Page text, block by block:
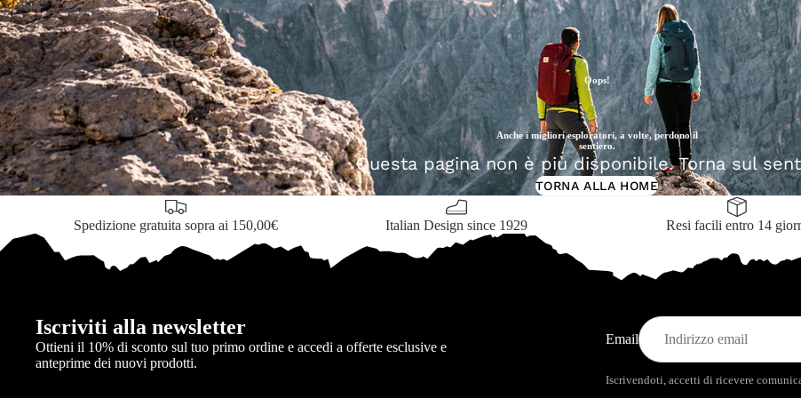
in montagna
in collina e in campagna
all'aperto
Icona
Oops!
Anche i migliori esploratori, a volte, perdono il
sentiero.
Questa pagina non è più disponibile. Torna sul
TORNA ALLA HOME
Spedizione gratuita sopra ai 150,00€ Italian Design since 1929 Resi facili entro 14
Iscriviti alla newsletter
Ottieni il 10% di sconto sul tuo primo ordine e accedi a offerte esclusive e
anteprime dei nuovi prodotti.
Email
Iscrivendoti, accetti di ricevere